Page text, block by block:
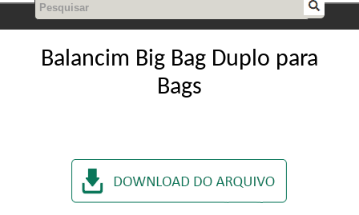
Balancim Big Bag Duplo para
Bags